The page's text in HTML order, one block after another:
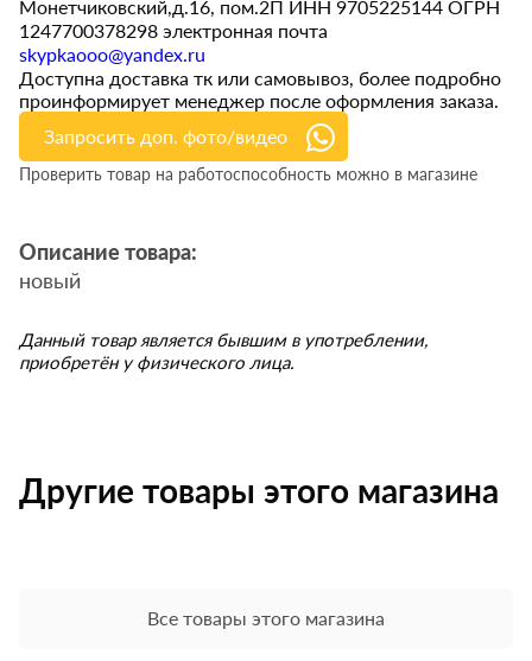
Монетчиковский,д.16, пом.2П ИНН 9705225144 ОГРН
1247700378298 электронная почта
skypkaooo@yandex.ru
Доступна доставка тк или самовывоз, более подробно
проинформирует менеджер после оформления заказа.
Запросить доп. фото/видео
Проверить товар на работоспособность можно в магазине
Описание товара:
новый
Данный товар является бывшим в употреблении,
приобретён у физического лица.
Другие товары этого магазина
Все товары этого магазина